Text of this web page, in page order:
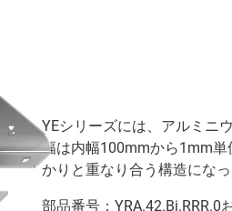
YEシリーズには、アルミニ
幅は内幅100mmから1mm
かりと重なり合う構造にな
部品番号：YRA.42.Bi.RRR.0